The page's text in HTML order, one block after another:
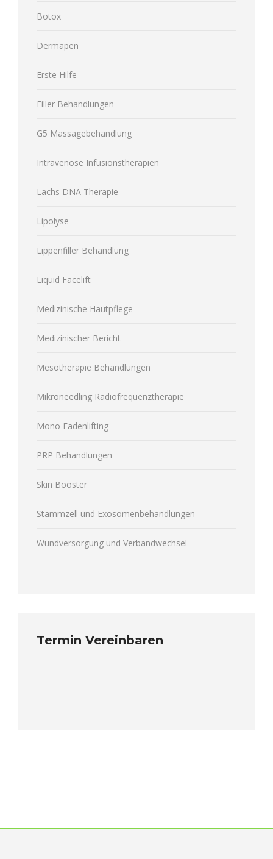
Botox
Dermapen
Erste Hilfe
Filler Behandlungen
G5 Massagebehandlung
Intravenöse Infusionstherapien
Lachs DNA Therapie
Lipolyse
Lippenfiller Behandlung
Liquid Facelift
Medizinische Hautpflege
Medizinischer Bericht
Mesotherapie Behandlungen
Mikroneedling Radiofrequenztherapie
Mono Fadenlifting
PRP Behandlungen
Skin Booster
Stammzell und Exosomenbehandlungen
Wundversorgung und Verbandwechsel
Termin Vereinbaren